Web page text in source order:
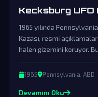
Kecksburg UFO
1965 yılında
Kazası, resmi
halen gizemini koruyor.
varlığına dair önemli
1965 Pennsylvania, ABD
Devamını Oku